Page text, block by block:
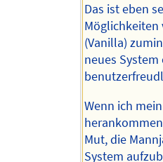
Das ist eben
Möglichkeiten
(Vanilla)
neues
Wenn ich
Mut, die
System